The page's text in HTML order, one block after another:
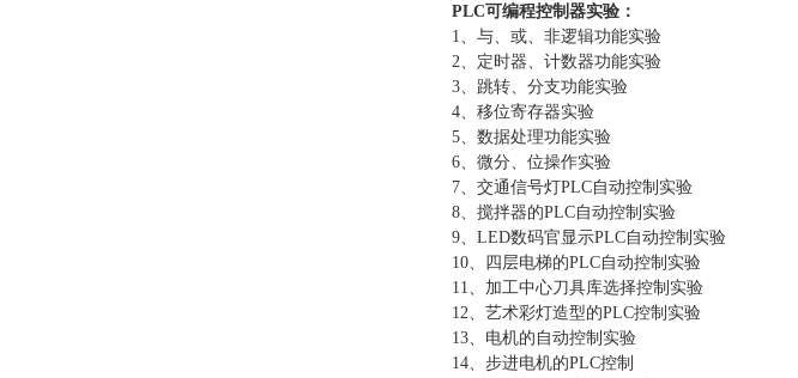
PLC可编程控制器实验：
1、 与、或、非逻辑功能实验
2、 定时器、计数器功能实验
3、 跳转、分支功能实验
4、 移位寄存器实验
5、 数据处理功能实验
6、 微分、位操作实验
7、 交通信号灯PLC自动控制实验
8、 搅拌器的PLC自动控制实验
9、 LED数码官显示PLC自动控制实验
10、 四层电梯的PLC自动控制实验
11、 加工中心刀具库选择控制实验
12、 艺术彩灯造型的PLC控制实验
13、 电机的自动控制实验
14、 步进电机的PLC控制